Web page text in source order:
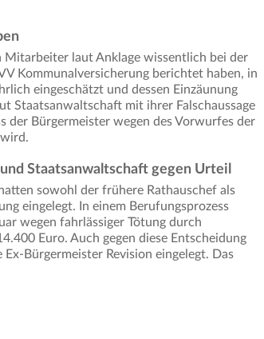
Mitarbeiter laut Anklage wissentlich bei der
Kommunalversicherung berichtet haben, in
eingeschätzt und dessen Einzäunung
Staatsanwaltschaft mit ihrer Falschaussage
der Bürgermeister wegen des Vorwurfes der
Staatsanwaltschaft gegen Urteil
sowohl der frühere Rathauschef als
eingelegt. In einem Berufungsprozess
wegen fahrlässiger Tötung durch
Euro. Auch gegen diese Entscheidung
Bürgermeister Revision eingelegt. Das